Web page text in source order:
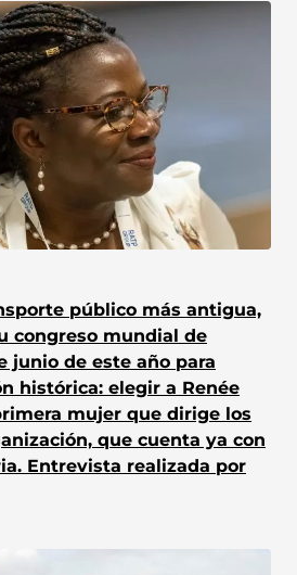
público más antigua,
congreso mundial de
junio de este año para
histórica: elegir a Renée
mujer que dirige los
que cuenta ya con
Entrevista realizada por